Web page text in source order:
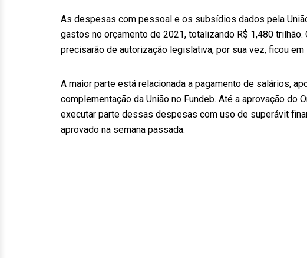
As despesas com pessoal e os subsídios dados pela
gastos no orçamento de 2021, totalizando R$ 1,480 trilhão.
precisarão de autorização legislativa, por sua vez, ficou em
A maior parte está relacionada a pagamento de salários,
complementação da União no Fundeb. Até a aprovação do
executar parte dessas despesas com uso de superávit
aprovado na semana passada.